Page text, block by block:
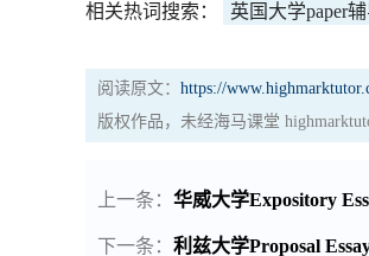
相关热词搜索： 英国大学paper
阅读原文： https://
版权作品，未经海马课堂
上一条： 华威大学Expository
下一条： 利兹大学Proposal